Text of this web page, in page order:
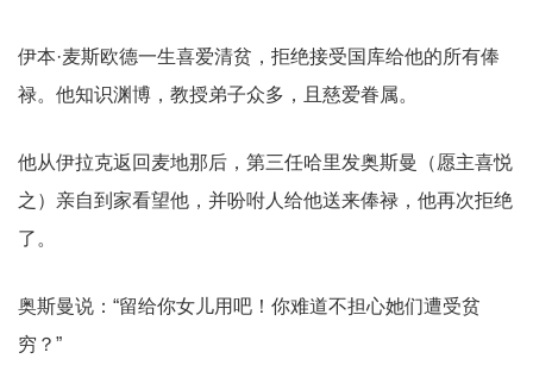
伊本·麦斯欧德一生喜爱清贫，拒绝接受国库给他的所有俸
禄。他知识渊博，教授弟子众多，且慈爱眷属。
他从伊拉克返回麦地那后，第三任哈里发奥斯曼（愿主喜悦
之）亲自到家看望他，并吩咐人给他送来俸禄，他再次拒绝
了。
奥斯曼说：“留给你女儿用吧！你难道不担心她们遭受贫
穷？”